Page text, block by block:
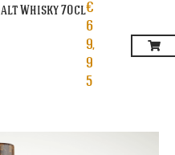
Whisky 70cl€
6
9,
9
5